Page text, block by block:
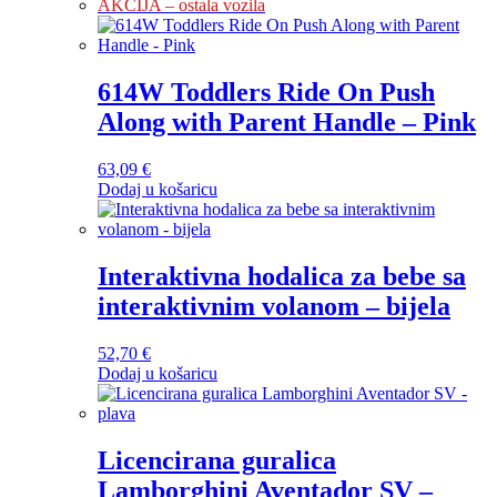
AKCIJA – ostala vozila
614W Toddlers Ride On Push
Along with Parent Handle – Pink
63,09 €
Dodaj u košaricu
Interaktivna hodalica za bebe sa
interaktivnim volanom – bijela
52,70 €
Dodaj u košaricu
Licencirana guralica
Lamborghini Aventador SV –